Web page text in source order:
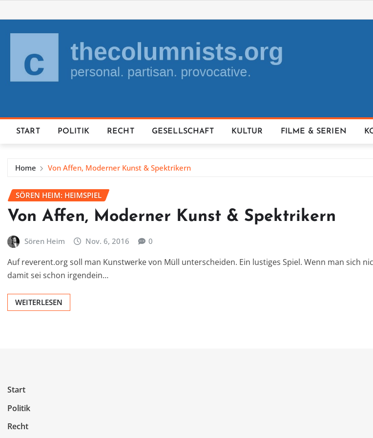
to
content
START POLITIK RECHT GESELLSCHAFT KULTUR FILME & SERIEN
Home Von Affen, Moderner Kunst & Spektrikern
SÖREN HEIM: HEIMSPIEL
Von Affen, Moderner Kunst & Spektrikern
Sören Heim Nov. 6, 2016 0
Auf reverent.org soll man Kunstwerke von Müll unterscheiden. Ein lustiges Spiel. Wenn man sich
damit sei schon irgendein…
WEITERLESEN
Start
Politik
Recht